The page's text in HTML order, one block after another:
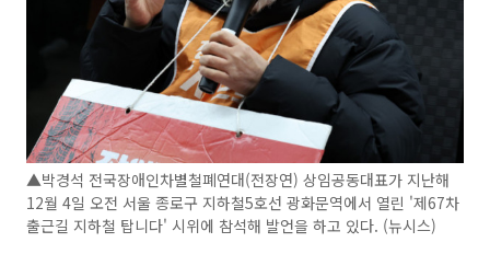
▲박경석 전국장애인차별철폐연대(전장연) 상임공동대표가 지난해
12월 4일 오전 서울 종로구 지하철5호선 광화문역에서 열린 '제67차
출근길 지하철 탑니다' 시위에 참석해 발언을 하고 있다. (뉴시스)